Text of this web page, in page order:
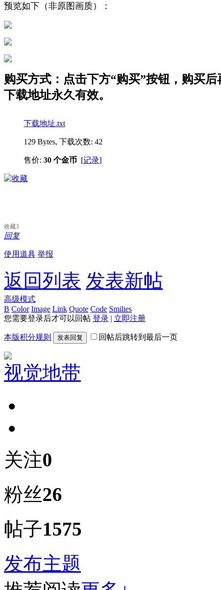
预览如下（非原图画质）：
购买方式：点击下方“购买”按钮，购买
下载地址永久有效。
下载地址.txt
129 Bytes, 下载次数: 42
售价: 30 个金币 [记录]
收藏3
回复
使用道具 举报
返回列表 发表新帖
高级模式
B Color Image Link Quote Code Smilies
您需要登录后才可以回帖 登录 | 立即注册
本版积分规则 发表回复 回帖后跳转到最后一页
视觉地带
关注0
粉丝26
帖子1575
发布主题